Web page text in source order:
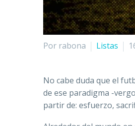
Por rabona Listas
No cabe duda que el
de ese paradigma -
partir de: esfuerzo,